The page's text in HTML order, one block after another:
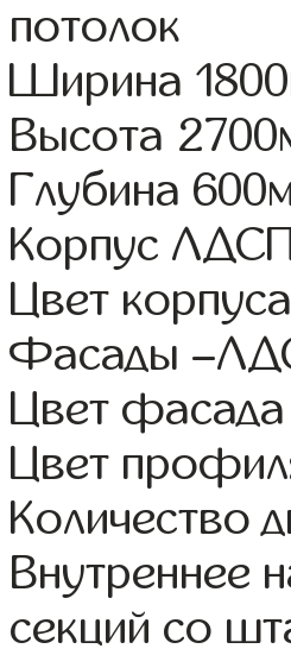
потолок
Ширина
Высота
Глубина
Корпус
Цвет
Фасады
Цвет
Цвет
Количество
Внутреннее
секций со